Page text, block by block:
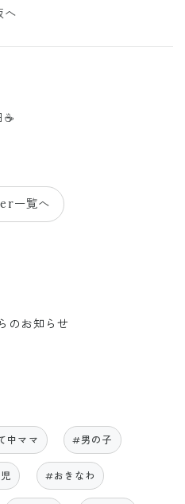
へ
☕️
一覧へ
のお知らせ
中ママ #男の子
#おきなわ